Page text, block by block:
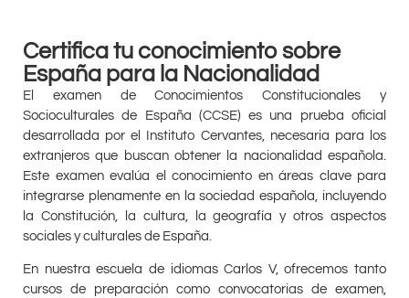
Certifica tu conocimiento sobre
España para la Nacionalidad
El examen de Conocimientos Constitucionales y
Socioculturales de España (CCSE) es una prueba oficial
desarrollada por el Instituto Cervantes, necesaria para los
extranjeros que buscan obtener la nacionalidad española.
Este examen evalúa el conocimiento en áreas clave para
integrarse plenamente en la sociedad española, incluyendo
la Constitución, la cultura, la geografía y otros aspectos
sociales y culturales de España.
En nuestra escuela de idiomas Carlos V, ofrecemos tanto
cursos de preparación como convocatorias de examen,